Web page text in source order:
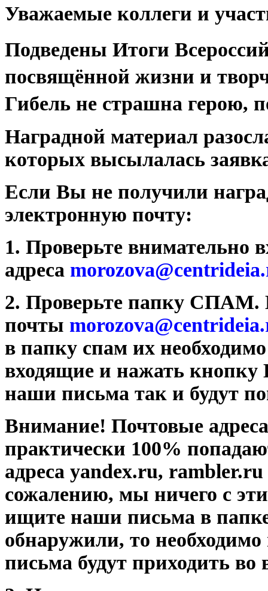
Уважаемые коллеги и
Подведены Итоги
посвящённой жизни и
Гибель не страшна герою,
Наградной материал
которых высылалась
Если Вы не получили
электронную почту:
1. Проверьте внимательно
адреса
2. Проверьте папку СПАМ.
почты
в папку спам их
входящие и нажать
наши письма так и будут
Внимание! Почтовые
практически 100%
адреса yandex.ru,
сожалению, мы ничего с
ищите наши письма в
обнаружили, то
письма будут приходить во